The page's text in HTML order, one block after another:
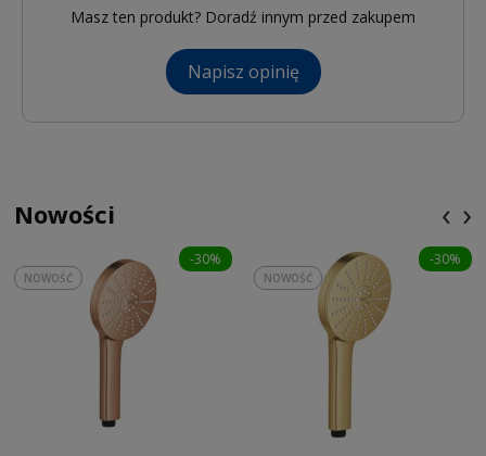
Masz ten produkt? Doradź innym przed zakupem
Napisz opinię
Nowości
-30%
NOWOŚĆ
-30%
NOWOŚĆ
‹ ›